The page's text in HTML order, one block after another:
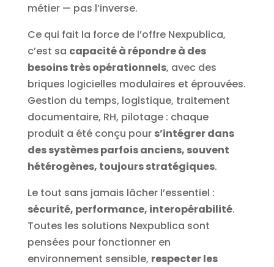
métier — pas l’inverse.
Ce qui fait la force de l’offre Nexpublica,
c’est sa capacité à répondre à des
besoins très opérationnels, avec des
briques logicielles modulaires et éprouvées.
Gestion du temps, logistique, traitement
documentaire, RH, pilotage : chaque
produit a été conçu pour s’intégrer dans
des systèmes parfois anciens, souvent
hétérogènes, toujours stratégiques.
Le tout sans jamais lâcher l’essentiel :
sécurité, performance, interopérabilité.
Toutes les solutions Nexpublica sont
pensées pour fonctionner en
environnement sensible, respecter les